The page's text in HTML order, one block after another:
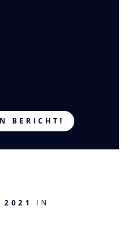
BERICHT!
IN